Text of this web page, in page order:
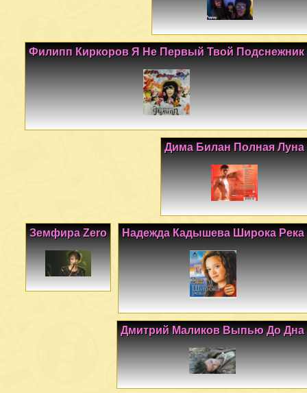
Филипп Киркоров Я Не Первый Твой Подснежник
Дима Билан Полная Луна
Надежда Кадышева Широка Река
Земфира Zero
Дмитрий Маликов Выпью До Дна